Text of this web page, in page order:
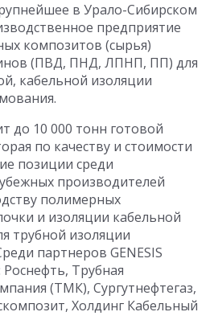
в Урало-Сибирском
предприятие
композитов (сырья)
(ПВД, ПНД, ЛПНП, ПП) для
кабельной изоляции
до 10 000 тонн готовой
по качеству и стоимости
позиции среди
производителей
полимерных
и изоляции кабельной
трубной изоляции
партнеров GENESIS
Трубная
(ТМК), Сургутнефтегаз,
Холдинг Кабельный